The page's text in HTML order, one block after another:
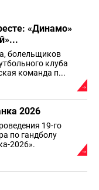
«Динамо»
болельщиков
клуба
команда п...
2026
19-го
по гандболу
2026».